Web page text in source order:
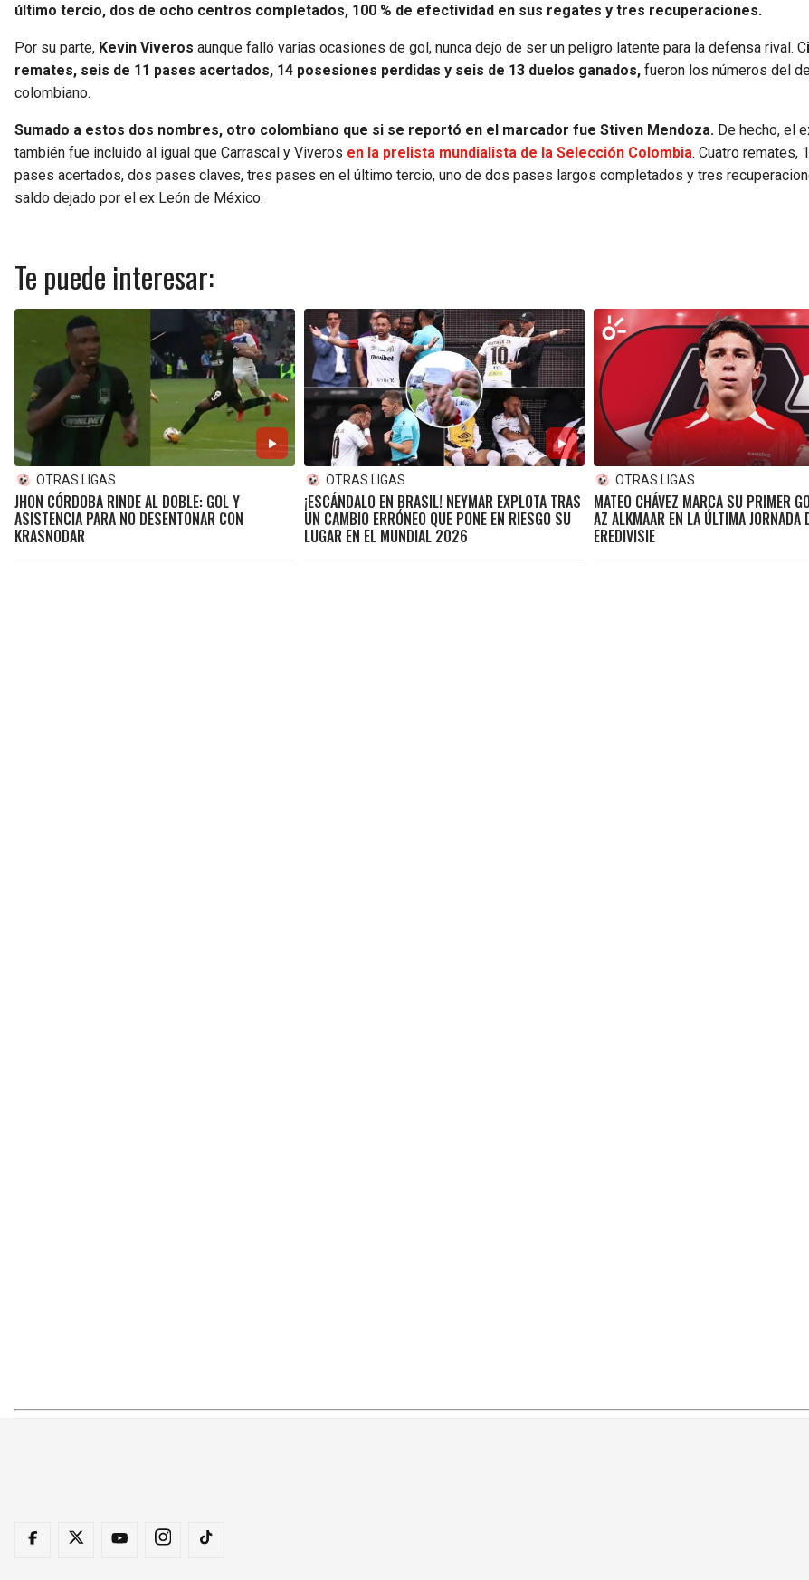
último tercio, dos de ocho centros completados, 100 % de efectividad en sus regates y tres recuperaciones.
Por su parte, Kevin Viveros aunque falló varias ocasiones de gol, nunca dejo de ser un peligro latente para la defensa rival. C
remates, seis de 11 pases acertados, 14 posesiones perdidas y seis de 13 duelos ganados, fueron los números del
colombiano.
Sumado a estos dos nombres, otro colombiano que si se reportó en el marcador fue Stiven Mendoza. De hecho, el
también fue incluido al igual que Carrascal y Viveros en la prelista mundialista de la Selección Colombia. Cuatro remates,
pases acertados, dos pases claves, tres pases en el último tercio, uno de dos pases largos completados y tres
saldo dejado por el ex León de México.
Te puede interesar:
OTRAS LIGAS
JHON CÓRDOBA RINDE AL DOBLE: GOL Y
ASISTENCIA PARA NO DESENTONAR CON
KRASNODAR
OTRAS LIGAS
¡ESCÁNDALO EN BRASIL! NEYMAR EXPLOTA TRAS
UN CAMBIO ERRÓNEO QUE PONE EN RIESGO SU
LUGAR EN EL MUNDIAL 2026
OTRAS LIGAS
MATEO CHÁVEZ MARCA SU PRIMER
AZ ALKMAAR EN LA ÚLTIMA JORNADA
EREDIVISIE